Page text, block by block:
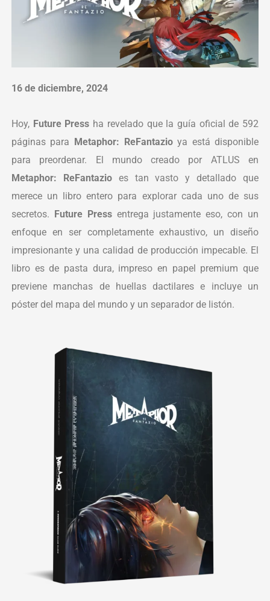
16 de diciembre, 2024
Hoy, Future Press ha revelado que la guía oficial de 592
páginas para Metaphor: ReFantazioya está disponible
para preordenar. El mundo creado por ATLUS en
Metaphor: ReFantazioes tan vasto y detallado que
merece un libro entero para explorar cada uno de sus
secretos. Future Press entrega justamente eso, con un
enfoque en ser completamente exhaustivo, un diseño
impresionante y una calidad de producción impecable. El
libro es de pasta dura, impreso en papel premium que
previene manchas de huellas dactilares e incluye un
póster del mapa del mundo y un separador de listón.